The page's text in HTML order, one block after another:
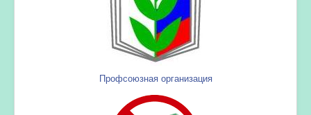
Профсоюзная организация